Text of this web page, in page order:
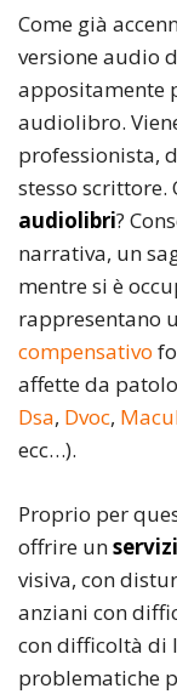
Come già
versione audio
appositamente
audiolibro.
professionista,
stesso scrittore.
audiolibri?
narrativa, un
mentre si è
rappresentano
compensativo
affette da
Dsa, Dvoc,
ecc…).
Proprio per
offrire un
visiva, con
anziani con
con difficoltà di
problematiche